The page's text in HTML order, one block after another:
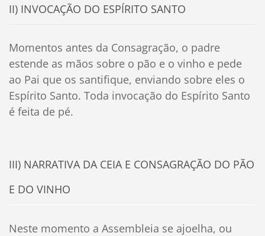
II) INVOCAÇÃO DO ESPÍRITO SANTO
Momentos antes da Consagração, o padre
estende as mãos sobre o pão e o vinho e pede
ao Pai que os santifique, enviando sobre eles o
Espírito Santo. Toda invocação do Espírito Santo
é feita de pé.
III) NARRATIVA DA CEIA E CONSAGRAÇÃO DO PÃO
E DO VINHO
Neste momento a Assembleia se ajoelha, ou